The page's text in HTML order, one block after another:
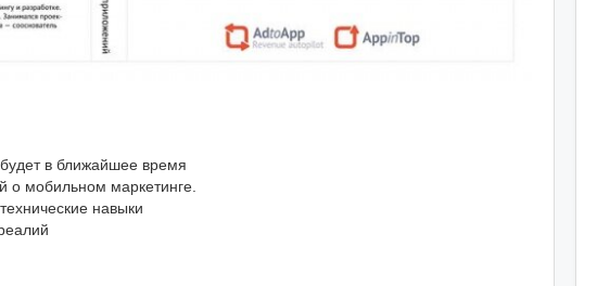
в ближайшее время
о мобильном маркетинге.
навыки